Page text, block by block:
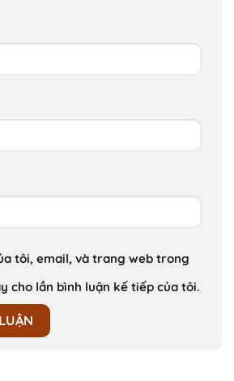
tôi, email, và trang web trong
cho lần bình luận kế tiếp của tôi.